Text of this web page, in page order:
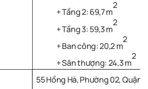
+ Tầng 2: 69,7m
2
+ Tầng 3: 59,3m
2
+ Ban công: 20,2 m
2
+ Sân thượng: 24,3 m
2
55 Hồng Hà, Phường 02, Quận